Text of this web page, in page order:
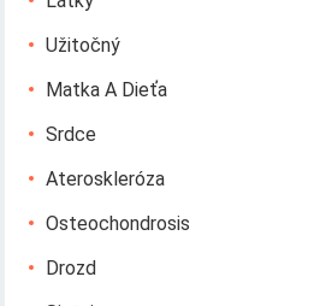
Užitočný
Matka A Dieťa
Srdce
Ateroskleróza
Osteochondrosis
Drozd